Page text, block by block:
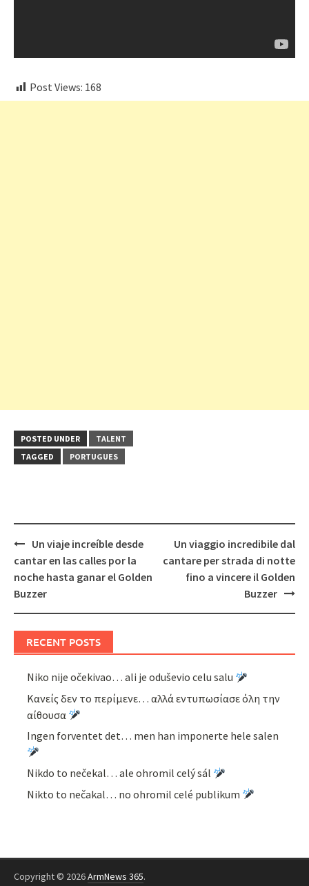
Post Views: 168
POSTED UNDER
TALENT
TAGGED
PORTUGUES
Post
navigation
Un viaje increíble desde
cantar en las calles por la
noche hasta ganar el Golden
Buzzer
Un viaggio incredibile dal
cantare per strada di notte
fino a vincere il Golden
Buzzer
RECENT POSTS
Niko nije očekivao… ali je oduševio celu salu
Κανείς δεν το περίμενε… αλλά εντυπωσίασε όλη την
αίθουσα
Ingen forventet det… men han imponerte hele salen
Nikdo to nečekal… ale ohromil celý sál
Nikto to nečakal… no ohromil celé publikum
Copyright © 2026ArmNews 365.